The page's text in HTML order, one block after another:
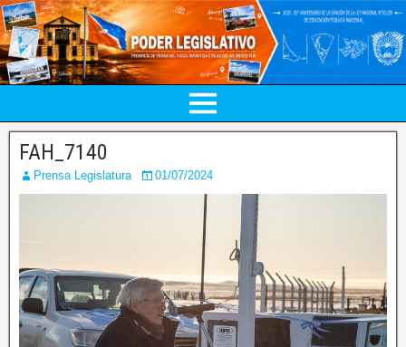
FAH_7140
Prensa Legislatura 01/07/2024